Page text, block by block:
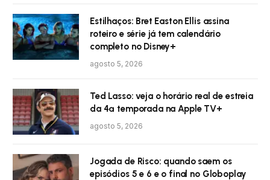
Estilhaços: Bret Easton Ellis assina
roteiro e série já tem calendário
completo no Disney+
agosto 5, 2026
Ted Lasso: veja o horário real de estreia
da 4ª temporada na Apple TV+
agosto 5, 2026
Jogada de Risco: quando saem os
episódios 5 e 6 e o final no Globoplay